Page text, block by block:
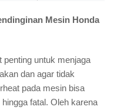
Mesin Honda
penting untuk menjaga
dan agar tidak
pada mesin bisa
fatal. Oleh karena